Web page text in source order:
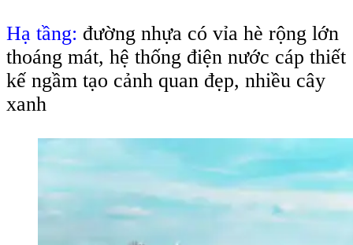
Hạ tầng: đường nhựa có vỉa hè rộng lớn
thoáng mát, hệ thống điện nước cáp thiết
kế ngầm tạo cảnh quan đẹp, nhiều cây
xanh